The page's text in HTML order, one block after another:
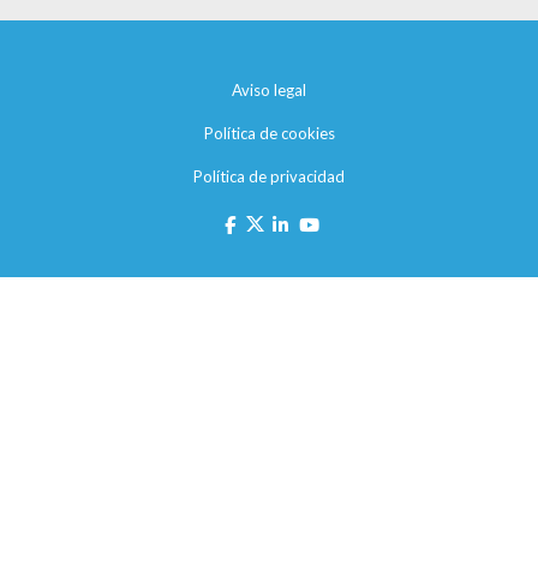
Aviso legal
Política de cookies
Política de privacidad